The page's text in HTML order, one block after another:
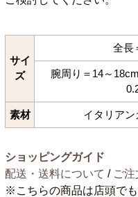
サイ
ズ
全長
腕周り＝14～
素材 イタリアン
ショッピングガイド
配送・送料について / ご
※こちらの商品は店頭で